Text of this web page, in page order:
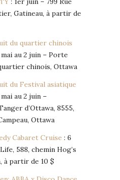
Gatineau, à partir de
du quartier chinois
mai au 2 juin – Porte
chinois, Ottawa
du Festival asiatique
mai au 2 juin –
d’Ottawa, 8555,
Ottawa
Cabaret Cruise : 6
588, chemin Hog’s
à partir de 10 $